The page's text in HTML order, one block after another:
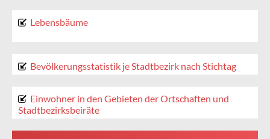
Lebensbäume
Bevölkerungsstatistik je Stadtbezirk nach Stichtag
Einwohner in den Gebieten der Ortschaften und
Stadtbezirksbeiräte